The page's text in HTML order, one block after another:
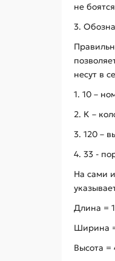
не
3.
несут в
1. 10 –
2. К –
3. 120 –
4. 33 -
На сами
Длина =
Ширина
Высота =